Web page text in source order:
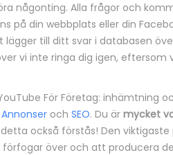
någonting. Alla frågor och
på din webbplats eller din
till ditt svar i databasen
vi inte ringa dig igen, eftersom
För Företag: inhämtning
och SEO. Du är mycket
också förstås! Den
förfogar över och att producera